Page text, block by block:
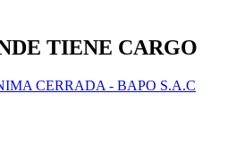
TIENE CARGO
CERRADA - BAPO S.A.C